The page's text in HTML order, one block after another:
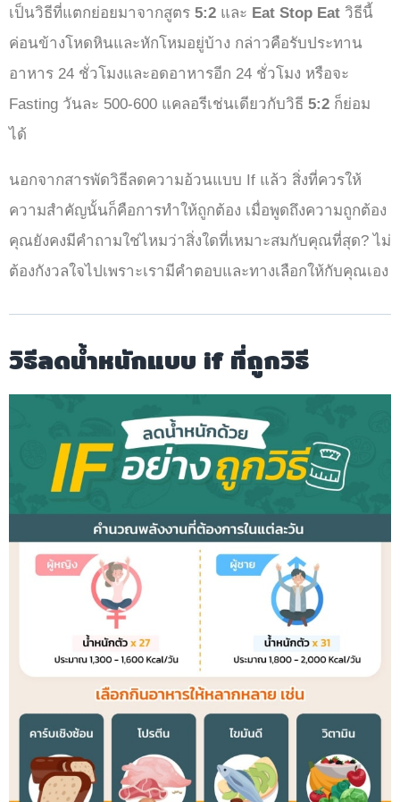
เป็นวิธีที่แตกย่อยมาจากสูตร 5:2 และ Eat Stop Eat วิธีนี้
ค่อนข้างโหดหินและหักโหมอยู่บ้าง กล่าวคือรับประทาน
อาหาร 24 ชั่วโมงและอดอาหารอีก 24 ชั่วโมง หรือจะ
Fasting วันละ 500-600 แคลอรีเช่นเดียวกับวิธี 5:2 ก็ย่อม
ได้
นอกจากสารพัดวิธีลดความอ้วนแบบ If แล้ว สิ่งที่ควรให้
ความสำคัญนั้นก็คือการทำให้ถูกต้อง เมื่อพูดถึงความถูกต้อง
คุณยังคงมีคำถามใช่ไหมว่าสิ่งใดที่เหมาะสมกับคุณที่สุด? ไม่
ต้องกังวลใจไปเพราะเรามีคำตอบและทางเลือกให้กับคุณเอง
วิธีลดน้ำหนักแบบ if ที่ถูกวิธี